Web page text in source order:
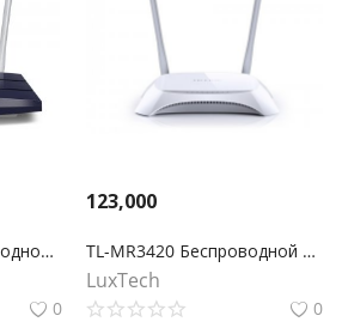
TL-WR1043N Беспроводной гигабитный маршрутизатор серии N, скорость до 450Мбит/с
0
123,000
TL-MR3420 Беспроводной 3G/4G-маршрутизатор серии N, скорость до 300 Мбит/с
LuxTech
0